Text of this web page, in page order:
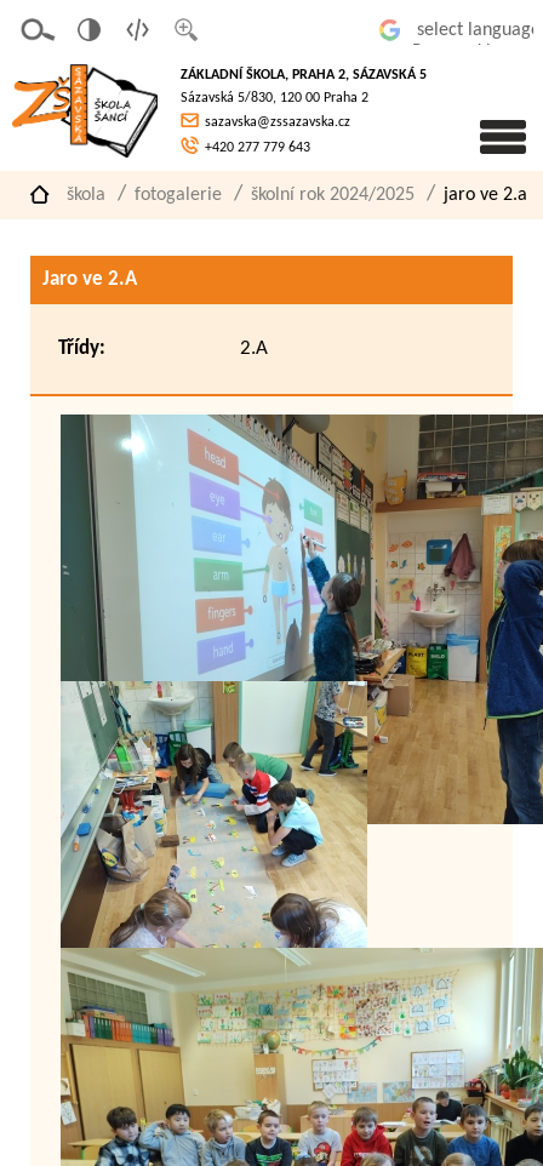
písmo
á
verze
pro
slaboz
raké
ZÁKLADNÍ ŠKOLA, PRAHA 2, SÁZAVSKÁ 5
Sázavská 5/830, 120 00 Praha 2
sazavska@zssazavska.cz
+420 277 779 643
škola fotogalerie školní rok 2024/2025 jaro ve 2.a
Jaro ve 2.A
Třídy: 2.A